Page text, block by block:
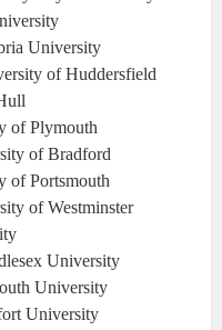
University
of Huddersfield
of Plymouth
of Bradford
Portsmouth
of Westminster
University
University
University